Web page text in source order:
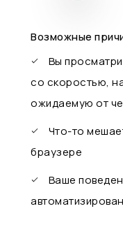
Возможные
Вы
со скоростью,
ожидаемую от
Что-то
браузере
Ваше